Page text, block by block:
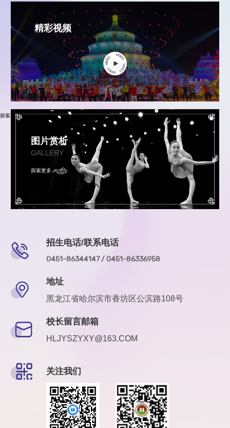
精彩视频
探索更多
图片赏析
GALLERY
探索更多
招生电话/联系电话
0451-86344147 / 0451-86336958
地址
黑龙江省哈尔滨市香坊区公滨路108号
校长留言邮箱
HLJYSZYXY@163.COM
关注我们